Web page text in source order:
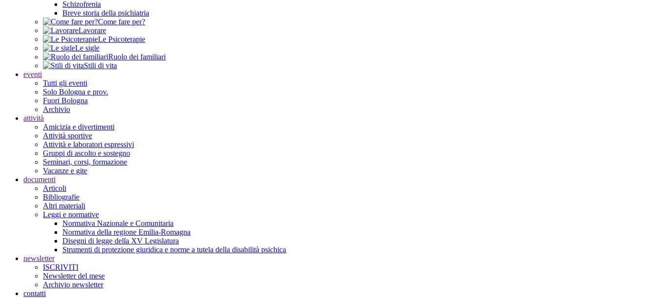
Schizofrenia
Breve storia della psichiatria
Come fare per?
Lavorare
Le Psicoterapie
Le sigle
Ruolo dei familiari
Stili di vita
eventi
Tutti gli eventi
Solo Bologna e prov.
Fuori Bologna
Archivio
attività
Amicizia e divertimenti
Attività sportive
Attività e laboratori espressivi
Gruppi di ascolto e sostegno
Seminari, corsi, formazione
Vacanze e gite
documenti
Articoli
Bibliografie
Altri materiali
Leggi e normative
Normativa Nazionale e Comunitaria
Normativa della regione Emilia-Romagna
Disegni di legge della XV Legislatura
Strumenti di protezione giuridica e norme a tutela della disabilità psichica
newsletter
ISCRIVITI
Newsletter del mese
Archivio newsletter
contatti